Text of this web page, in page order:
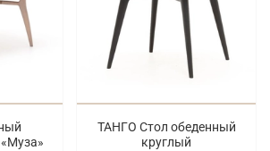
ТАНГО Стол обеденный
круглый